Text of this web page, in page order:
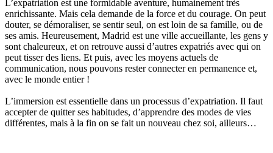
L’expatriation est une formidable aventure, humainement très
enrichissante. Mais cela demande de la force et du courage. On peut
douter, se démoraliser, se sentir seul, on est loin de sa famille, ou de
ses amis. Heureusement, Madrid est une ville accueillante, les gens y
sont chaleureux, et on retrouve aussi d’autres expatriés avec qui on
peut tisser des liens. Et puis, avec les moyens actuels de
communication, nous pouvons rester connecter en permanence et,
avec le monde entier !
L’immersion est essentielle dans un processus d’expatriation. Il faut
accepter de quitter ses habitudes, d’apprendre des modes de vies
différentes, mais à la fin on se fait un nouveau chez soi, ailleurs…